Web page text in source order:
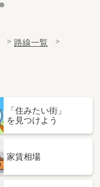
路線一覧
「住みたい街」
を見つけよう
家賃相場